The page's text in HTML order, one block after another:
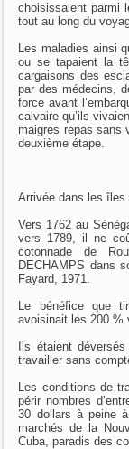
choisissaient parmi
tout au long du
Les maladies ainsi
ou se tapaient la
cargaisons des
par des médecins,
force avant
calvaire qu’ils
maigres repas sans
deuxième étape.
Arrivée dans les îles
Vers 1762 au
vers 1789, il ne
cotonnade de
DECHAMPS dans
Fayard, 1971.
Le bénéfice que
avoisinait les 200 %
Ils étaient
travailler sans
Les conditions de
périr nombres
30 dollars à peine
marchés de la
Cuba, paradis des